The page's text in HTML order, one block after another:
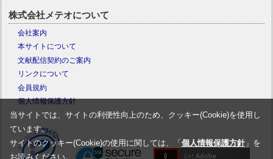
株式会社メテオについて
会社案内
本サイトについて
文献配信契約のご案内
リンクについて
会員規約
個人情報保護方針
当サイトでは、サイトの利便性向上のため、クッキー(Cookie)を使用し
ています。
サイトのクッキー(Cookie)の使用に関しては、「 個人情報保護方針」を
お読みください。